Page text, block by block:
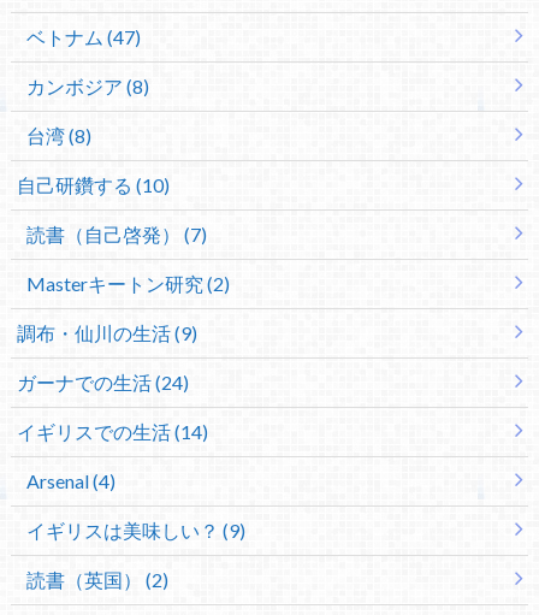
ベトナム (47)
カンボジア (8)
台湾 (8)
自己研鑽する (10)
読書（自己啓発） (7)
Masterキートン研究 (2)
調布・仙川の生活 (9)
ガーナでの生活 (24)
イギリスでの生活 (14)
Arsenal (4)
イギリスは美味しい？ (9)
読書（英国） (2)